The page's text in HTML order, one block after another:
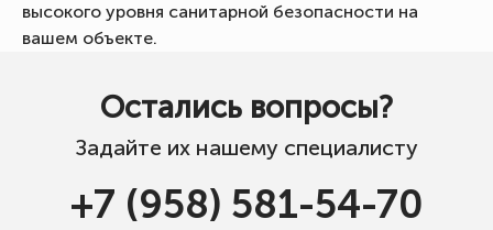
высокого уровня санитарной безопасности на
вашем объекте.
Остались вопросы?
Задайте их нашему специалисту
+7 (958) 581-54-70